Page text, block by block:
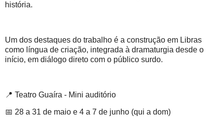
história.
Um dos destaques do trabalho é a construção em Libras
como língua de criação, integrada à dramaturgia desde o
início, em diálogo direto com o público surdo.
📍 Teatro Guaíra - Mini auditório
📅 28 a 31 de maio e 4 a 7 de junho (qui a dom)